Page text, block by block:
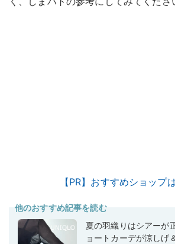
【PR】おすすめショップ
他のおすすめ記事を読む
夏の羽織りはシアーが
ョートカーデが涼しげ